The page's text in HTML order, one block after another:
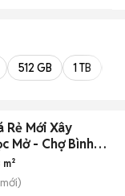
512 GB 1 TB
Rẻ Mới Xây
m²
mới)